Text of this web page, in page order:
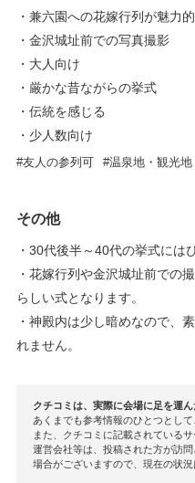
・兼六園への花嫁行列が魅力的
・金沢城址前での写真撮影
・大人向け
・厳かな昔ながらの挙式
・伝統を感じる
・少人数向け
友人の参列可 温泉地・観光地
その他
・30代後半～40代の挙式には
・花嫁行列や金沢城址前での
らしい式となります。
・神殿内は少し暗めなので、
れません。
クチコミは、実際に会場に足を運
あくまでも参考情報のひとつとして
また、クチコミに記載されている
運営会社等は、投稿された方が訪
場合がございますので、現在の状況